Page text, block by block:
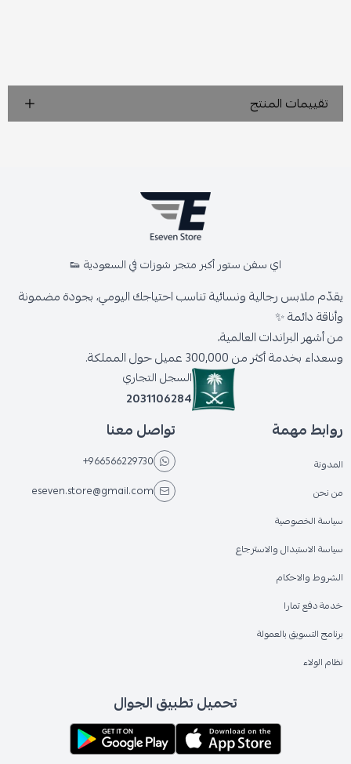
تقييمات المنتج
اي سفن ستور أكبر متجر شوزات في السعودية 👟
يقدّم ملابس رجالية ونسائية تناسب احتياجك اليومي، بجودة مضمونة
وأناقة دائمة ✨
من أشهر البراندات العالمية،
وسعداء بخدمة أكثر من 300,000 عميل حول المملكة.
السجل التجاري
2031106284
روابط مهمة
المدونة
من نحن
سياسة الخصوصية
سياسة الاستبدال والاسترجاع
الشروط والاحكام
خدمة دفع تمارا
برنامج التسويق بالعمولة
نظام الولاء
تواصل معنا
+966566229730
eseven.store@gmail.com
تحميل تطبيق الجوال